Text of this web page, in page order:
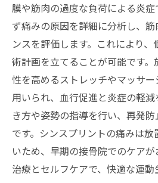
膜や筋肉の過度な負荷による炎
ず痛みの原因を詳細に分析し、
ンスを評価します。これにより
術計画を立てることが可能です
性を高めるストレッチやマッサ
用いられ、血行促進と炎症の軽
き方や姿勢の指導を行い、再発
です。シンスプリントの痛みは
いため、早期の接骨院でのケア
治療とセルフケアで、快適な運